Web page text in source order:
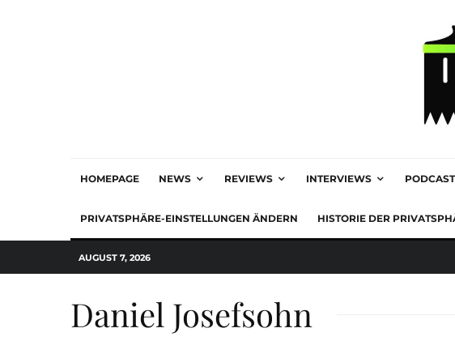
HOMEPAGE NEWS REVIEWS INTERVIEWS PODCAST
PRIVATSPHÄRE-EINSTELLUNGEN ÄNDERN HISTORIE DER
AUGUST 7, 2026
Daniel Josefsohn